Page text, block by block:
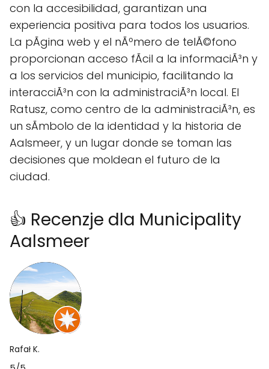
con la accesibilidad, garantizan una
experiencia positiva para todos los usuarios.
La pÃgina web y el nÃºmero de telÃ©fono
proporcionan acceso fÃcil a la informaciÃ³n y
a los servicios del municipio, facilitando la
interacciÃ³n con la administraciÃ³n local. El
Ratusz, como centro de la administraciÃ³n, es
un sÃ­mbolo de la identidad y la historia de
Aalsmeer, y un lugar donde se toman las
decisiones que moldean el futuro de la
ciudad.
👍 Recenzje dla Municipality
Aalsmeer
Rafał K.